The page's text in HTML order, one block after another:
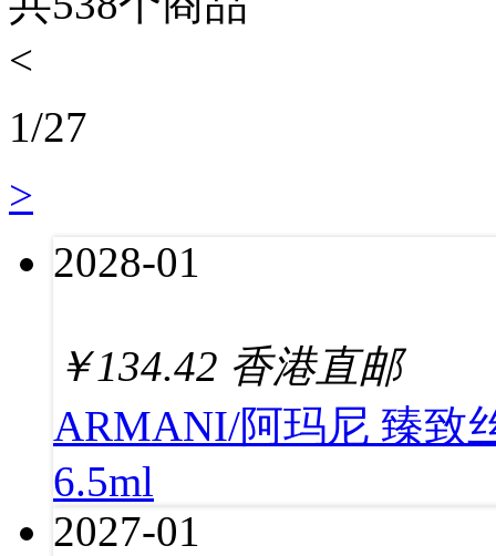
<
1/27
>
2028-01
￥134.42 香港直邮
ARMANI/阿玛尼 臻致
6.5ml
2027-01